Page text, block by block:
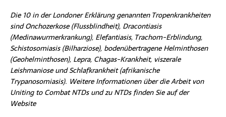
Die 10 in der Londoner Erklärung genannten Tropenkrankheiten
sind Onchozerkose (Flussblindheit), Dracontiasis
(Medinawurmerkrankung), Elefantiasis, Trachom-Erblindung,
Schistosomiasis (Bilharziose), bodenübertragene Helminthosen
(Geohelminthosen), Lepra, Chagas-Krankheit, viszerale
Leishmaniose und Schlafkrankheit (afrikanische
Trypanosomiasis). Weitere Informationen über die Arbeit von
Uniting to Combat NTDs und zu NTDs finden Sie auf der
Website